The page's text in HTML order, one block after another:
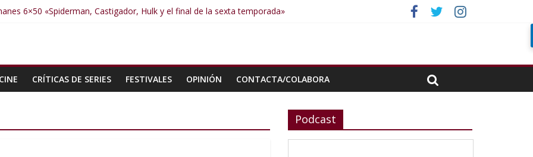
6×50 «Spiderman, Castigador, Hulk y el final de la sexta temporada»
6×46 «Ciudadano Minion»
CRÍTICAS DE SERIES FESTIVALES OPINIÓN CONTACTA/COLABORA
Podcast